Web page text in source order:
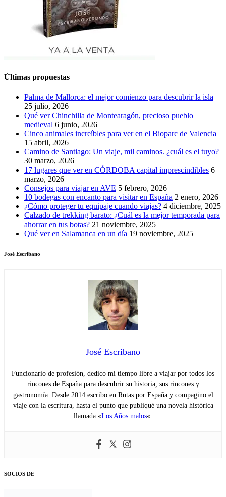
Últimas propuestas
Palma de Mallorca: el mejor comienzo para descubrir la isla
25 julio, 2026
Qué ver Chinchilla de Montearagón, precioso pueblo
medieval 6 junio, 2026
Cinco animales increíbles para ver en el Bioparc de Valencia
15 abril, 2026
Camino de Santiago: Un viaje, mil caminos. ¿cuál es el tuyo?
30 marzo, 2026
17 lugares que ver en CÓRDOBA capital imprescindibles 6
marzo, 2026
Consejos para viajar en AVE 5 febrero, 2026
10 bodegas con encanto para visitar en España 2 enero, 2026
¿Cómo proteger tu equipaje cuando viajas? 4 diciembre, 2025
Calzado de trekking barato: ¿Cuál es la mejor temporada para
ahorrar en tus botas? 21 noviembre, 2025
Qué ver en Salamanca en un día 19 noviembre, 2025
José Escribano
José Escribano
Funcionario de profesión, dedico mi tiempo libre a viajar por todos los
rincones de España para descubrir su historia, sus rincones y
gastronomía. Desde 2014 escribo en Rutas por España y compagino el
viaje con la escritura, hasta el punto que publiqué una novela histórica
llamada «Los Años malos«.
SOCIOS DE